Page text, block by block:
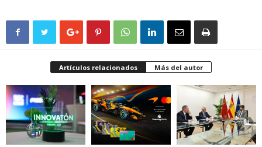
Artículos relacionados Más del autor